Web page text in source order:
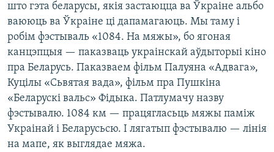
што гэта беларусы, якія застаюцца ва Ўкраіне альбо
ваююць ва Ўкраіне ці дапамагаюць. Мы таму і
робім фэстываль «1084. На мяжы», бо ягоная
канцэпцыя — паказваць украінскай аўдыторыі кіно
пра Беларусь. Паказваем фільм Палуяна «Адвага»,
Куцілы «Сьвятая вада», фільм пра Пушкіна
«Беларускі вальс» Фідыка. Патлумачу назву
фэстывалю. 1084 км — працягласьць мяжы паміж
Украінай і Беларусьсю. І лягатып фэстывалю — лінія
на мапе, як выглядае мяжа.